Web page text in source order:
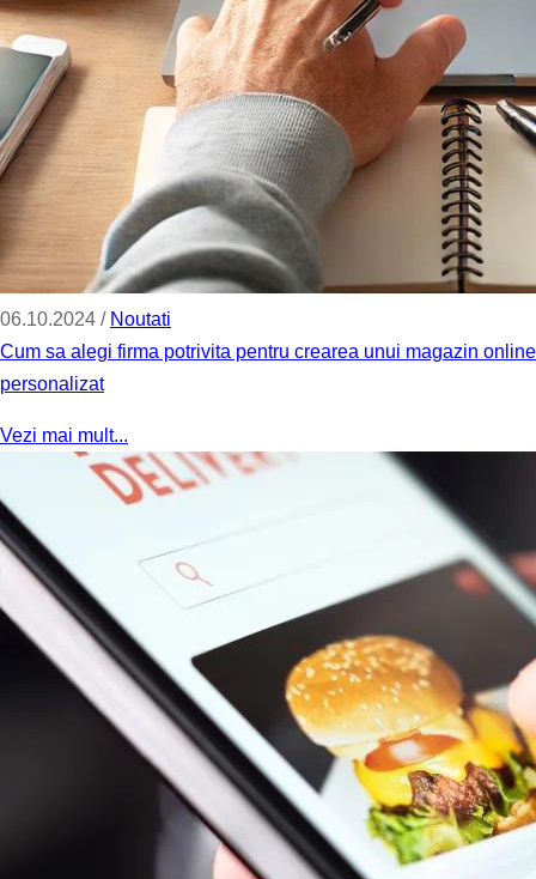
06.10.2024 / Noutati
Cum sa alegi firma potrivita pentru crearea unui magazin online
personalizat
Vezi mai mult...